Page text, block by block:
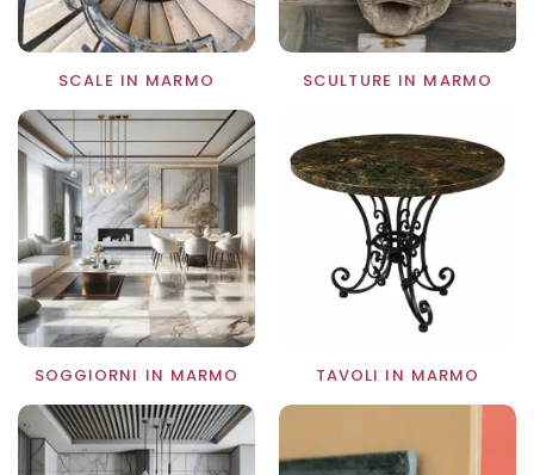
SCALE IN MARMO SCULTURE IN MARMO
SOGGIORNI IN MARMO TAVOLI IN MARMO